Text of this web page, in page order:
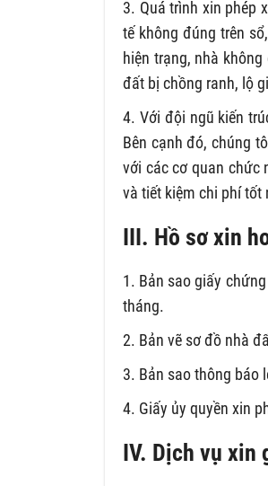
3. Quá trình xin phép
tế không đúng trên
hiện trạng, nhà
đất bị chồng ranh, lộ
4. Với đội ngũ kiến
Bên cạnh đó, chúng
với các cơ quan chức
và tiết kiệm chi phí tốt
III. Hồ sơ xin
1. Bản sao giấy
tháng.
2. Bản vẽ sơ đồ nhà
3. Bản sao thông báo
4. Giấy ủy quyền xin
IV. Dịch vụ xin